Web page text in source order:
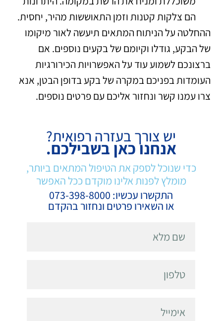
הם צלקות קטנות וזמן התאוששות מהיר, יחסית.
ההחלטה על הניתוח המתאים תיעשה לאור מיקומו
של הבקע, גודלו וקיומם של בקעים נוספים. אם
ברצונכם לשמוע עוד על האפשרויות הכירורגיות
העומדות בפניכם במקרה של בקע בדופן הבטן, אנא
צרו עמנו קשר ונחזור אליכם עם פרטים נוספים.
יש צורך בעזרה רפואית?
אנחנו כאן בשבילכם.
כדי שנוכל לספק את הטיפול המתאים ביותר,
מומלץ לפנות אלינו מוקדם ככל האפשר
התקשרו עכשיו: 073-398-8000
או השאירו פרטים ונחזור בהקדם